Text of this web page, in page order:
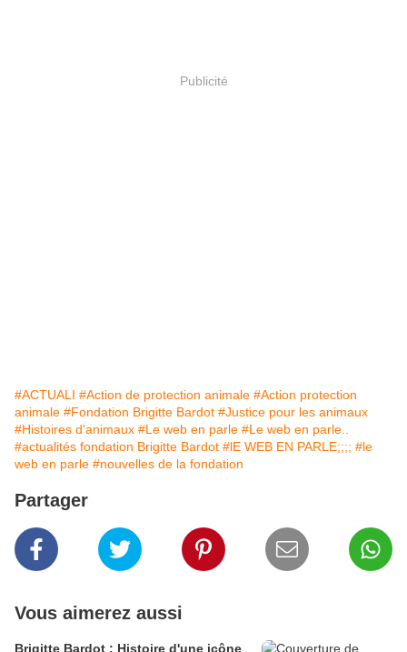
Publicité
#ACTUALI #Action de protection animale #Action protection
animale #Fondation Brigitte Bardot #Justice pour les animaux
#Histoires d'animaux #Le web en parle #Le web en parle..
#actualités fondation Brigitte Bardot #lE WEB EN PARLE;;;; #le
web en parle #nouvelles de la fondation
Partager
Vous aimerez aussi
Brigitte Bardot : Histoire d'une icône